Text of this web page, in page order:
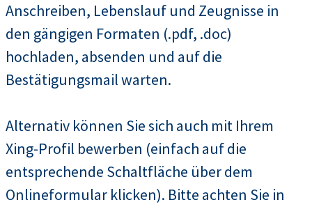
Anschreiben, Lebenslauf und Zeugnisse in
den gängigen Formaten (.pdf, .doc)
hochladen, absenden und auf die
Bestätigungsmail warten.
Alternativ können Sie sich auch mit Ihrem
Xing-Profil bewerben (einfach auf die
entsprechende Schaltfläche über dem
Onlineformular klicken). Bitte achten Sie in